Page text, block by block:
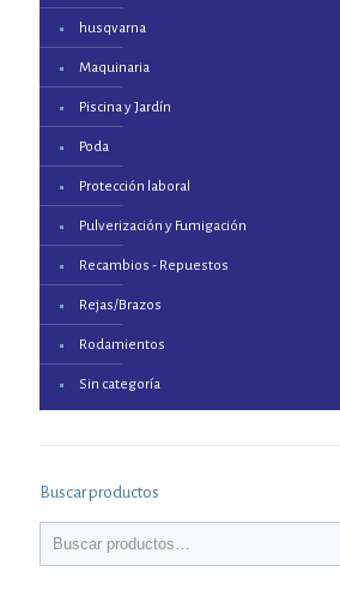
husqvarna
Maquinaria
Piscina y Jardín
Poda
Protección laboral
Pulverización y Fumigación
Recambios - Repuestos
Rejas/Brazos
Rodamientos
Sin categoría
Buscar productos